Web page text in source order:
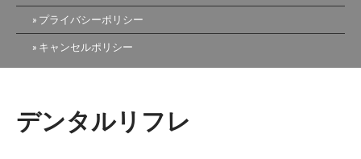
プライバシーポリシー
キャンセルポリシー
デンタルリフレ